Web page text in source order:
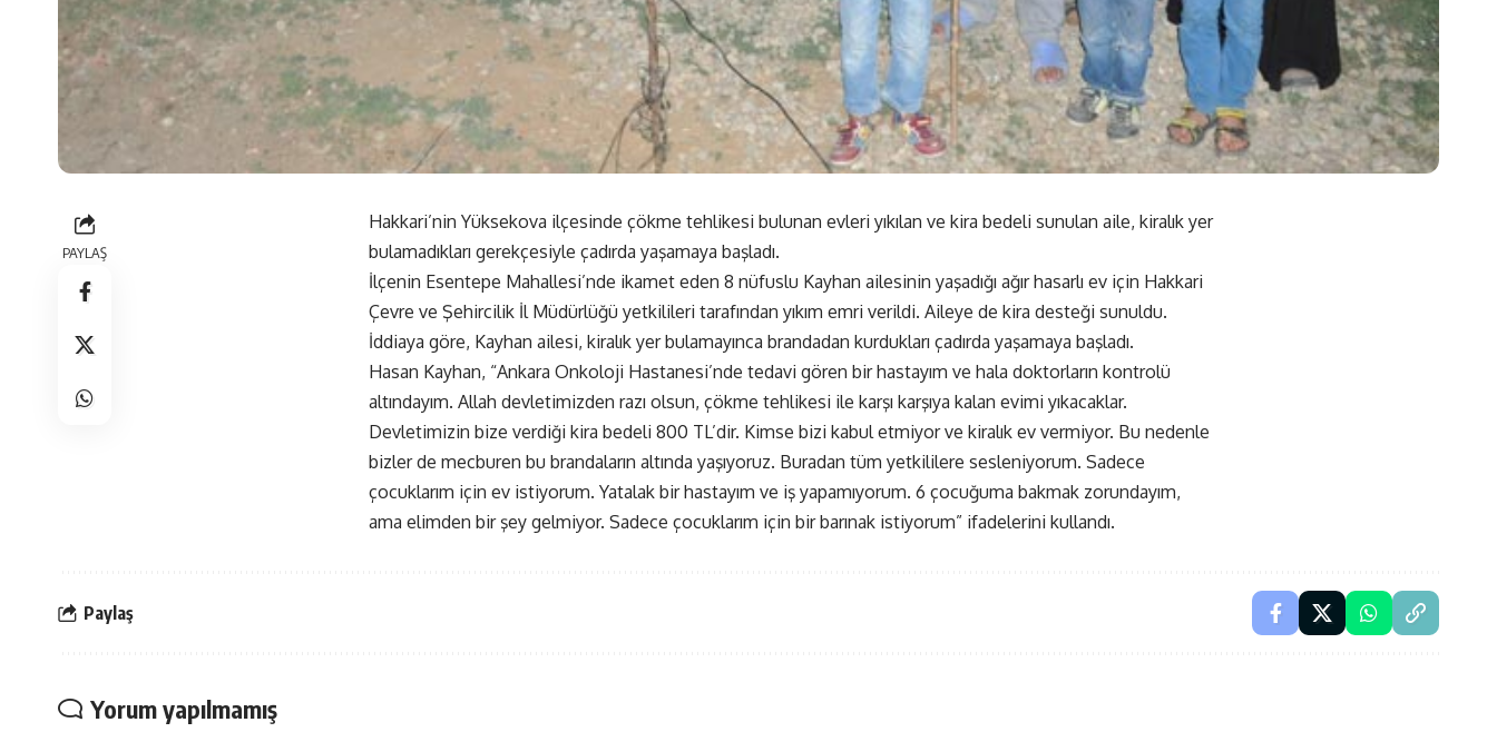
PAYLAŞ
Hakkari’nin Yüksekova ilçesinde çökme tehlikesi bulunan evleri yıkılan ve kira bedeli sunulan aile, kiralık yer
bulamadıkları gerekçesiyle çadırda yaşamaya başladı.
İlçenin Esentepe Mahallesi’nde ikamet eden 8 nüfuslu Kayhan ailesinin yaşadığı ağır hasarlı ev için Hakkari
Çevre ve Şehircilik İl Müdürlüğü yetkilileri tarafından yıkım emri verildi. Aileye de kira desteği sunuldu.
İddiaya göre, Kayhan ailesi, kiralık yer bulamayınca brandadan kurdukları çadırda yaşamaya başladı.
Hasan Kayhan, “Ankara Onkoloji Hastanesi’nde tedavi gören bir hastayım ve hala doktorların kontrolü
altındayım. Allah devletimizden razı olsun, çökme tehlikesi ile karşı karşıya kalan evimi yıkacaklar.
Devletimizin bize verdiği kira bedeli 800 TL’dir. Kimse bizi kabul etmiyor ve kiralık ev vermiyor. Bu nedenle
bizler de mecburen bu brandaların altında yaşıyoruz. Buradan tüm yetkililere sesleniyorum. Sadece
çocuklarım için ev istiyorum. Yatalak bir hastayım ve iş yapamıyorum. 6 çocuğuma bakmak zorundayım,
ama elimden bir şey gelmiyor. Sadece çocuklarım için bir barınak istiyorum” ifadelerini kullandı.
Paylaş
Yorum yapılmamış